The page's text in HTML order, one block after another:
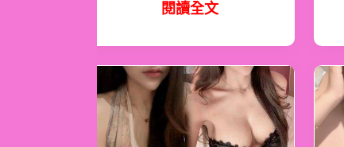
閱讀全文